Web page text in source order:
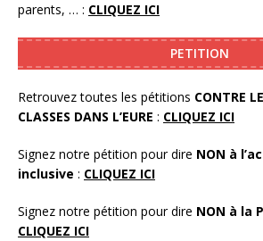
parents, … : CLIQUEZ ICI
PETITION
Retrouvez toutes les pétitions CONTRE
CLASSES DANS L’EURE : CLIQUEZ ICI
Signez notre pétition pour dire NON à
inclusive : CLIQUEZ ICI
Signez notre pétition pour dire NON à la
CLIQUEZ ICI